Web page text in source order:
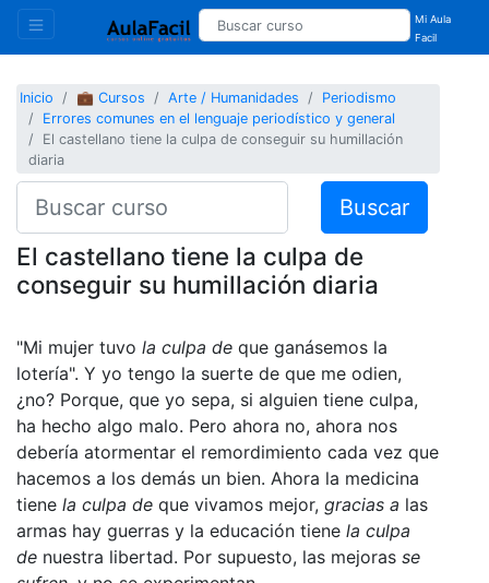
Mi Aula
Facil
Inicio 💼 Cursos Arte / Humanidades
Periodismo
Errores comunes en el lenguaje periodístico y general
El castellano tiene la culpa de conseguir su humillación
diaria
Buscar
El castellano tiene la culpa de
conseguir su humillación diaria
"Mi mujer tuvo la culpa de que ganásemos la
lotería". Y yo tengo la suerte de que me odien,
¿no? Porque, que yo sepa, si alguien tiene culpa,
ha hecho algo malo. Pero ahora no, ahora nos
debería atormentar el remordimiento cada vez que
hacemos a los demás un bien. Ahora la medicina
tiene la culpa de que vivamos mejor, gracias a las
armas hay guerras y la educación tiene la culpa
de nuestra libertad. Por supuesto, las mejoras se